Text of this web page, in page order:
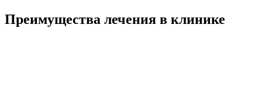
Преимущества лечения в клинике